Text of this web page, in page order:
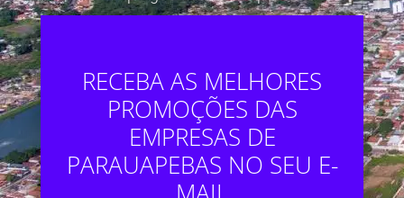
RECEBA AS MELHORES
PROMOÇÕES DAS
EMPRESAS DE
PARAUAPEBAS NO SEU E-